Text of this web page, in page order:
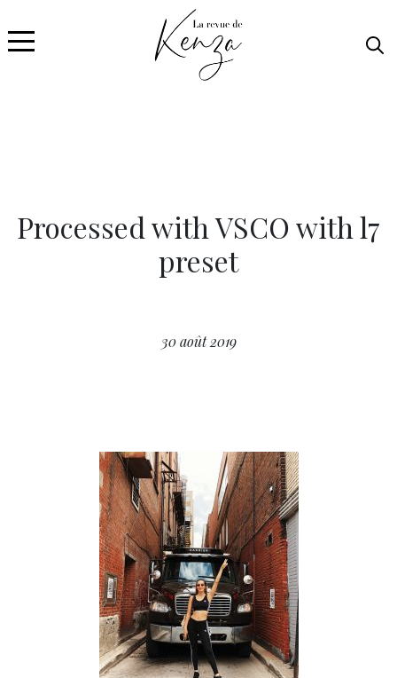
Processed with VSCO with l7
preset
30 août 2019